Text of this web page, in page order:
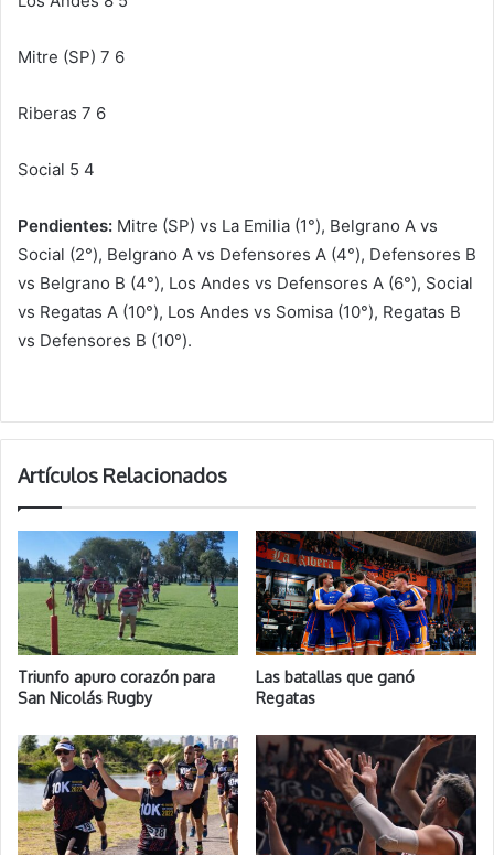
Mitre (SP) 7 6
Riberas 7 6
Social 5 4
Pendientes: Mitre (SP) vs La Emilia (1°), Belgrano A vs
Social (2°), Belgrano A vs Defensores A (4°), Defensores B
vs Belgrano B (4°), Los Andes vs Defensores A (6°), Social
vs Regatas A (10°), Los Andes vs Somisa (10°), Regatas B
vs Defensores B (10°).
Artículos Relacionados
Triunfo apuro corazón para
San Nicolás Rugby
Las batallas que ganó
Regatas